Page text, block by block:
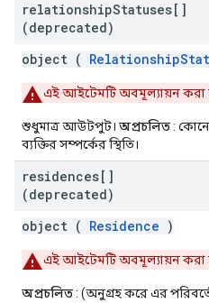
relationshipStatuses[]
(deprecated)
object (
এই আইটেমটি অবমূল্যায়ন করা
শুধুমাত্র আউটপুট। অপ্রচলিত:
ব্যক্তির সম্পর্কের স্থিতি।
residences[]
(deprecated)
object ( Residence )
এই আইটেমটি অবমূল্যায়ন করা
অপ্রচলিত: (অনুগ্রহ করে এর